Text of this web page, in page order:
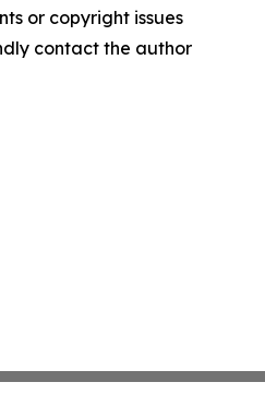
or copyright issues
contact the author